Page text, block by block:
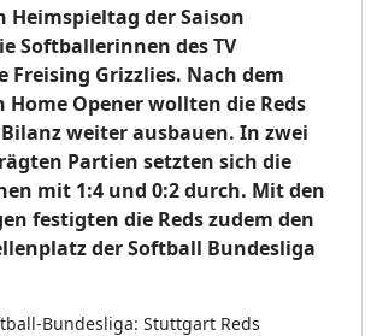
Heimspieltag der Saison
Softballerinnen des TV
Freising Grizzlies. Nach dem
Opener wollten die Reds
weiter ausbauen. In zwei
Partien setzten sich die
mit 1:4 und 0:2 durch. Mit den
festigten die Reds zudem den
der Softball Bundesliga
Bundesliga: Stuttgart Reds